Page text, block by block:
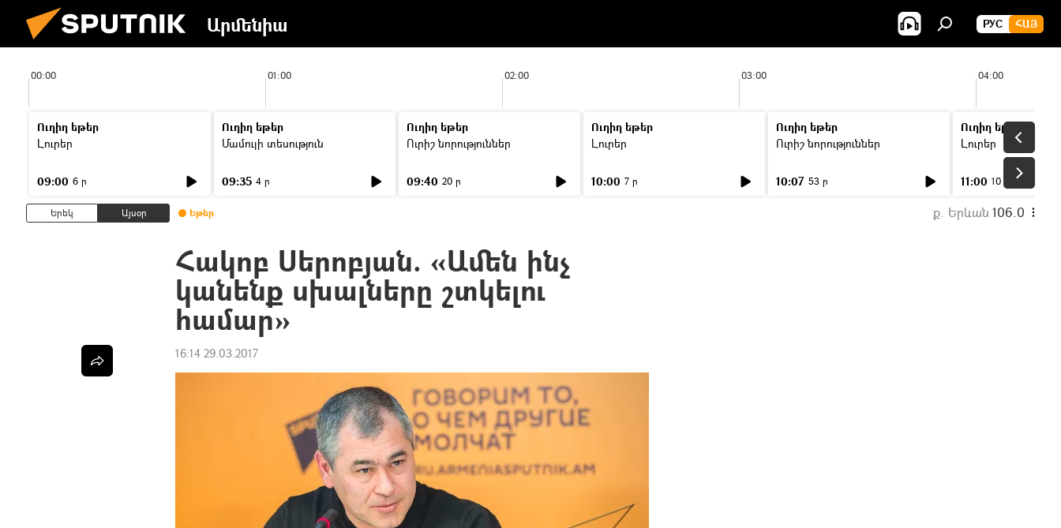
Արմենիա РУС ՀԱՅ
00:00 01:00 02:00 03:00 04:00
Ուղիղ եթեր
Լուրեր
09:00 6 ր
Ուղիղ եթեր
Մամուլի տեսություն
09:35 4 ր
Ուղիղ եթեր
Ուրիշ նորություններ
09:40 20 ր
Ուղիղ եթեր
Լուրեր
10:00 7 ր
Ուղիղ եթեր
Ուրիշ նորություններ
10:07 53 ր
Ուղիղ եթեր
Լուրեր
11:00 10 ր
Երեկ Այսօր Եթեր ք. Երևան 106.0
Հակոբ Սերոբյան. «Ամեն ինչ
կանենք սխալները շտկելու
համար»
16:14 29.03.2017